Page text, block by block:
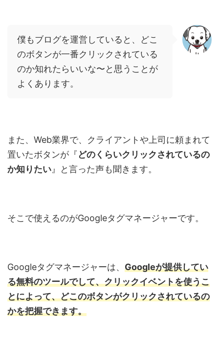
僕もブログを運営していると、どこ
のボタンが一番クリックされている
のか知れたらいいな〜と思うことが
よくあります。
また、 Web業界で、クライアントや上司に頼まれて
置いたボタンが『 どのくらいクリックされているの
か知りたい 』と言った声も聞きます。
そこで使えるのがGoogleタグマネージャーです。
Googleタグマネージャーは、 Googleが提供してい
る無料のツールでして、クリックイベントを使うこ
とによって、どこのボタンがクリックされているの
かを把握できます。